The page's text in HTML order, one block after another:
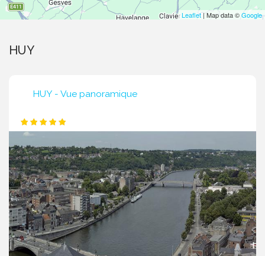
Leaflet| Map data ©Google
HUY
HUY - Vue panoramique